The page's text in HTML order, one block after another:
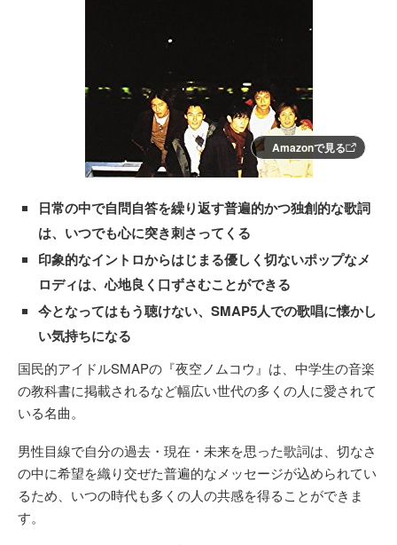
Amazonで見る
日常の中で自問自答を繰り返す普遍的かつ独創的な歌詞
は、いつでも心に突き刺さってくる
印象的なイントロからはじまる優しく切ないポップなメ
ロディは、心地良く口ずさむことができる
今となってはもう聴けない、SMAP5人での歌唱に懐かし
い気持ちになる
国民的アイドルSMAPの『夜空ノムコウ』は、中学生の音楽
の教科書に掲載されるなど幅広い世代の多くの人に愛されて
いる名曲。
男性目線で自分の過去・現在・未来を思った歌詞は、切なさ
の中に希望を織り交ぜた普遍的なメッセージが込められてい
るため、いつの時代も多くの人の共感を得ることができま
す。